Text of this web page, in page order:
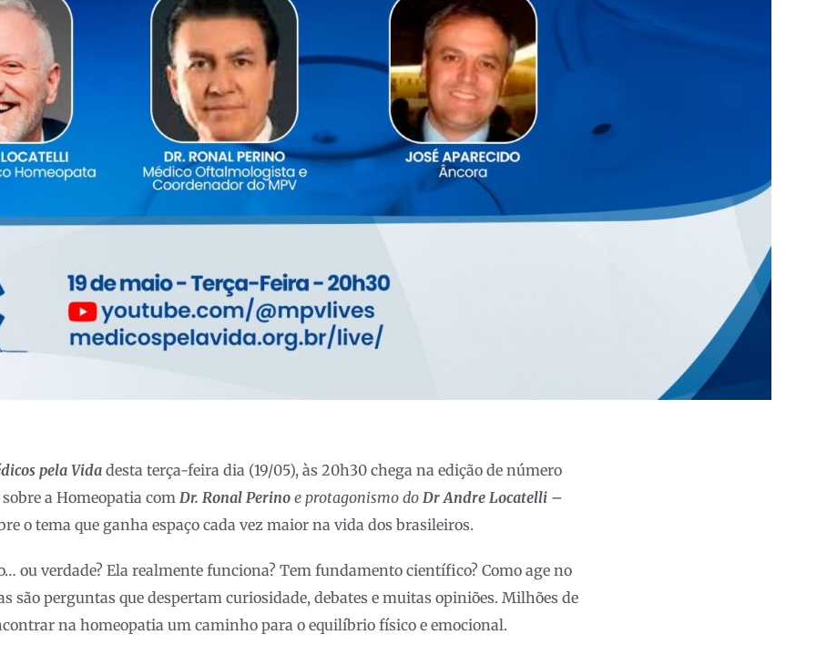
pela Vida desta terça-feira dia (19/05), às 20h30 chega na edição de número
a Homeopatia com Dr. Ronal Perino e protagonismo do Dr Andre Locatelli –
o tema que ganha espaço cada vez maior na vida dos brasileiros.
ou verdade? Ela realmente funciona? Tem fundamento científico? Como age no
são perguntas que despertam curiosidade, debates e muitas opiniões. Milhões de
na homeopatia um caminho para o equilíbrio físico e emocional.